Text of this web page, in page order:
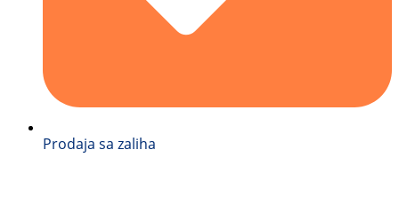
Prodaja sa zaliha